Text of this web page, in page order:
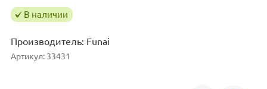
В наличии
Производитель: Funai
Артикул: 33431